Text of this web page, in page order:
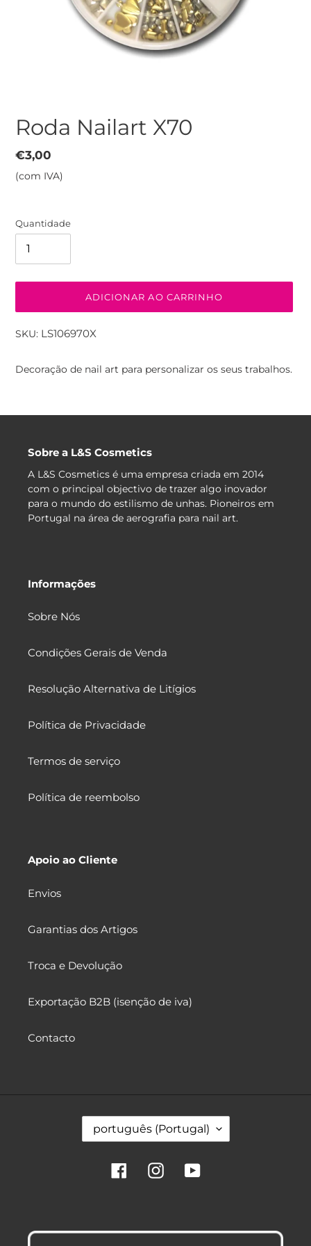
Roda Nailart X70
Preço
normal
€3,00
(com IVA)
Quantidade
ADICIONAR AO CARRINHO
SKU: LS106970X
produto
Decoração de nail art para personalizar os seus trabalhos.
Sobre a L&S Cosmetics
A L&S Cosmetics é uma empresa criada em 2014
com o principal objectivo de trazer algo inovador
para o mundo do estilismo de unhas. Pioneiros em
Portugal na área de aerografia para nail art.
Informações
Sobre Nós
Condições Gerais de Venda
Resolução Alternativa de Litígios
Política de Privacidade
Termos de serviço
Política de reembolso
Apoio ao Cliente
Envios
Garantias dos Artigos
Troca e Devolução
Exportação B2B (isenção de iva)
Contacto
português (Portugal)
FacebookInstagramYouTube